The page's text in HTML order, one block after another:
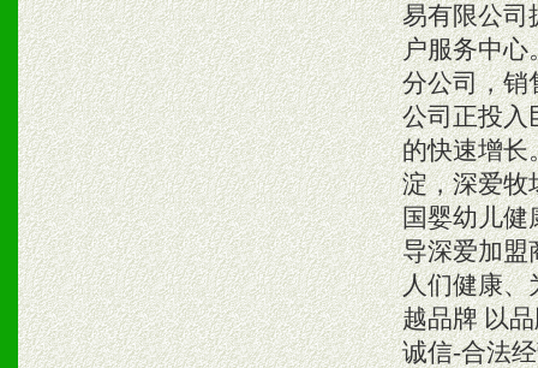
易有限公司
户服务中心
分公司，销
公司正投入
的快速增长
淀，深爱牧
国婴幼儿健
导深爱加盟
人们健康、
越品牌 以
诚信-合法